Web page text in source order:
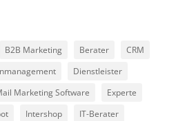
B2B Marketing Berater
CRM
Dienstleister
Marketing Software
Experte
Intershop
IT-Berater